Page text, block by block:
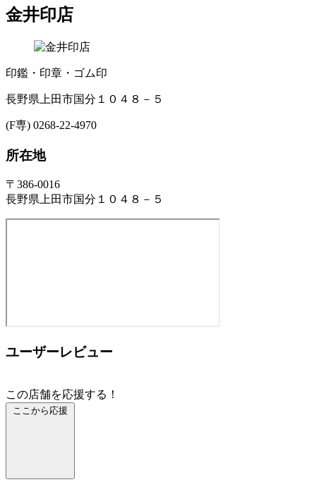
金井印店
印鑑・印章・ゴム印
長野県上田市国分１０４８－５
(F専) 0268-22-4970
所在地
〒386-0016
長野県上田市国分１０４８－５
ユーザーレビュー
この店舗を応援する！
ここから応援